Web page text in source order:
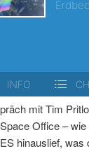
mit Tim
Office –
hinauslief, was